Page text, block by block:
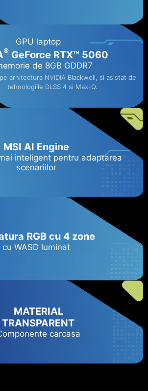
GPU laptop
® GeForce RTX™ 5060​
de 8GB GDDR7
arhitectura NVIDIA Blackwell, si asistat de
tehnologiile DLSS 4 si Max-Q.
MSI AI Engine
inteligent pentru adaptarea
scenariilor
RGB cu 4 zone
cu WASD luminat
MATERIAL
TRANSPARENT
carcasa